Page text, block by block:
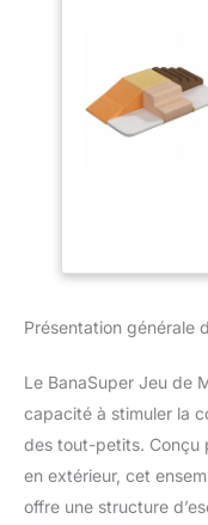
Présentation générale
Le BanaSuper Jeu de
capacité à stimuler la
des tout-petits. Conçu
en extérieur, cet
offre une structure